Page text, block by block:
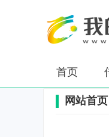
首页
网站首页